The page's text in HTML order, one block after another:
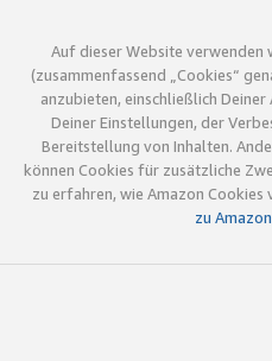
Auf dieser Website verwenden
(zusammenfassend „Cookies“
anzubieten, einschließlich
Deiner Einstellungen, der
Bereitstellung von Inhalten.
können Cookies für zusätzliche
zu erfahren, wie Amazon
zu